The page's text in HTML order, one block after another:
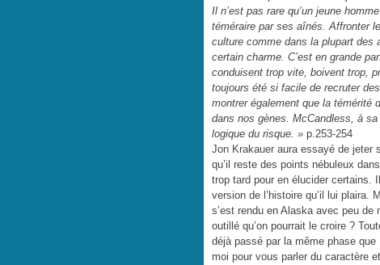
Il n’est pas rare qu’un jeune
téméraire par ses aînés. Affronter
culture comme dans la plupart des
certain charme. C’est en grande
conduisent trop vite, boivent trop,
toujours été si facile de recruter
montrer également que la témérité
dans nos gènes. McCandless, à sa
logique du risque. » p.253-254
Jon Krakauer aura essayé de jeter
qu’il reste des points nébuleux
trop tard pour en élucider certains.
version de l’histoire qu’il lui plaira.
s’est rendu en Alaska avec peu de
outillé qu’on pourrait le croire ?
déjà passé par la même phase
moi pour vous parler du caractère